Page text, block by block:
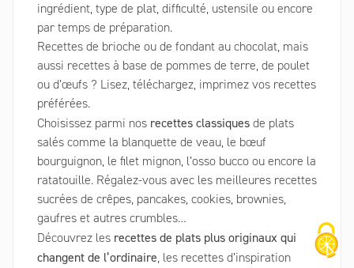
ingrédient, type de plat, difficulté, ustensile ou encore
par temps de préparation.
Recettes de brioche ou de fondant au chocolat, mais
aussi recettes à base de pommes de terre, de poulet
ou d’œufs ? Lisez, téléchargez, imprimez vos recettes
préférées.
Choisissez parmi nos recettes classiques de plats
salés comme la blanquette de veau, le bœuf
bourguignon, le filet mignon, l’osso bucco ou encore la
ratatouille. Régalez-vous avec les meilleures recettes
sucrées de crêpes, pancakes, cookies, brownies,
gaufres et autres crumbles…
Découvrez les recettes de plats plus originaux qui
changent de l’ordinaire, les recettes d’inspiration